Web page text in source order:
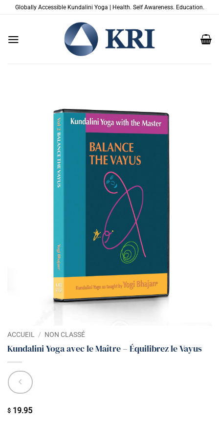
PasserGlobally Accessible Kundalini Yoga | Health. Self Awareness. Education.
ACCUEIL / NON CLASSÉ
Kundalini Yoga avec le Maître – Équilibrez le Vayus
$ 19.95